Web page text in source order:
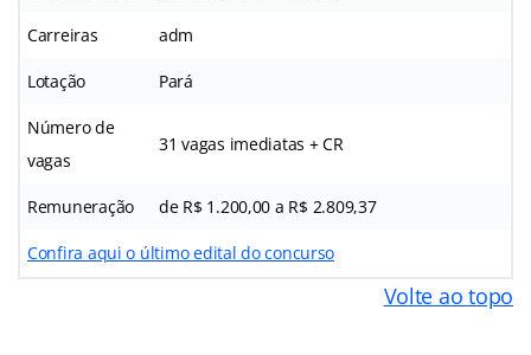
Carreiras adm
Lotação Pará
Número de
vagas
31 vagas imediatas + CR
Remuneração de R$ 1.200,00 a R$ 2.809,37
Confira aqui o último edital do concurso
Volte ao topo